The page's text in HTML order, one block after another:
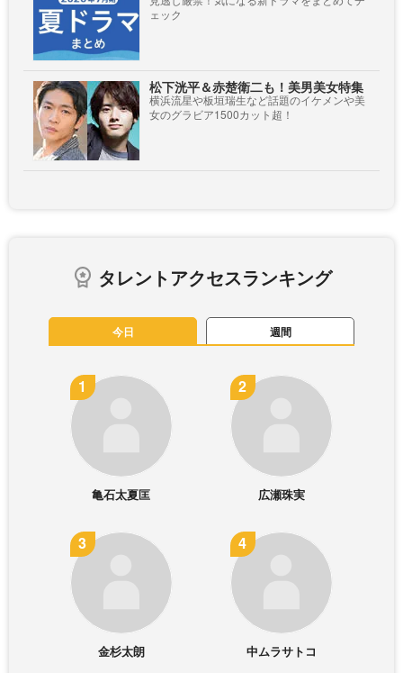
ェック
松下洸平＆赤楚衛二も！美男美女特集
横浜流星や板垣瑞生など話題のイケメンや美
女のグラビア1500カット超！
タレントアクセスランキング
今日 週間
亀石太夏匡 広瀬珠実
金杉太朗 中ムラサトコ